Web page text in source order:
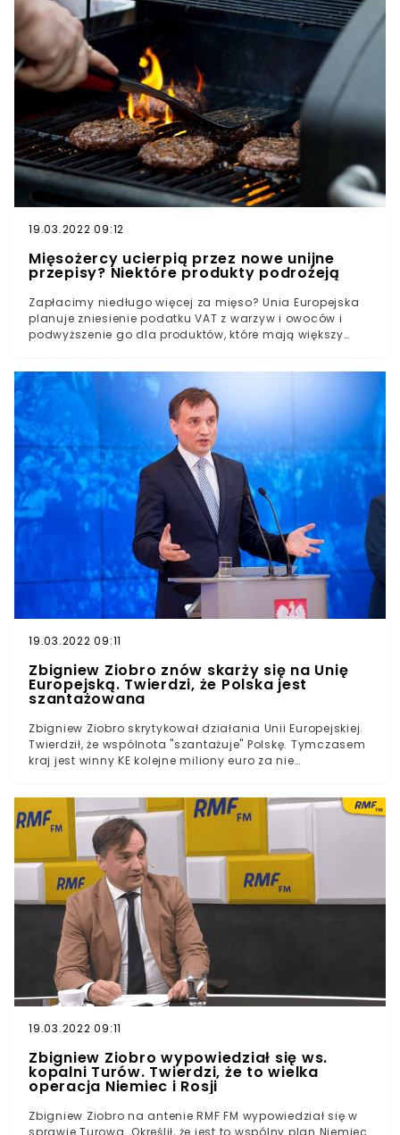
europarlamentarzystka opublikowała w mediach
społecznościowych postulaty składające się na tzw.
nową piątkę dla zwierząt. Część postulatów Sylwii
Spurek doprowadziła do wzmożonej dyskusji w
przestrzeni publicznej. Najszerzej omawiana jest
proponowana przez polityczkę delegalizacja
wędkarstwa już od 2023 roku.
19.03.2022 09:12
Mięsożercy ucierpią przez nowe unijne
przepisy? Niektóre produkty podrożeją
Zapłacimy niedługo więcej za mięso? Unia Europejska
planuje zniesienie podatku VAT z warzyw i owoców i
podwyższenie go dla produktów, które mają większy
zrównoważonego i ekologicznego rozwoju, może się
okazać, że zostaną niedługo wprowadzone w życie.
19.03.2022 09:11
Zbigniew Ziobro znów skarży się na Unię
Europejską. Twierdzi, że Polska jest
szantażowana
Zbigniew Ziobro skrytykował działania Unii Europejskiej.
Twierdził, że wspólnota "szantażuje" Polskę. Tymczasem
kraj jest winny KE kolejne miliony euro za nie
których mówimy, są niczym innym, jak sprzeciwem
wobec rozwiązań, które są nam narzucane - mówił w
kontekście gminnych uchwał anty-LGBT.
19.03.2022 09:11
Zbigniew Ziobro wypowiedział się ws.
kopalni Turów. Twierdzi, że to wielka
operacja Niemiec i Rosji
Zbigniew Ziobro na antenie RMF FM wypowiedział się w
sprawie Turowa. Określił, że jest to wspólny plan Niemiec